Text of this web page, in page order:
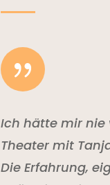
{
Ich hätte mir nie
Theater mit
Die Erfahrung,